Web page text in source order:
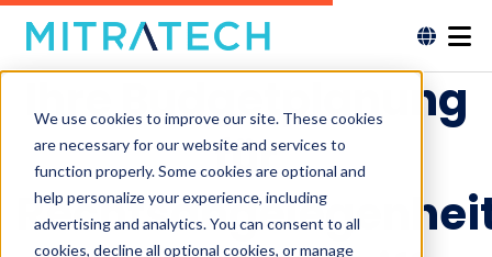
We use cookies to improve our site. These cookies
are necessary for our website and services to
function properly. Some cookies are optional and
help personalize your experience, including
advertising and analytics. You can consent to all
cookies, decline all optional cookies, or manage
Ihre Budgetplanung
für